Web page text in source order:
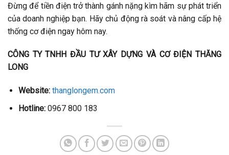
Đừng để tiền điện trở thành gánh nặng kìm hãm sự phát triển
của doanh nghiệp bạn. Hãy chủ động rà soát và nâng cấp hệ
thống cơ điện ngay hôm nay.
CÔNG TY TNHH ĐẦU TƯ XÂY DỰNG VÀ CƠ ĐIỆN THĂNG
LONG
Website: thanglongem.com
Hotline:0967 800 183